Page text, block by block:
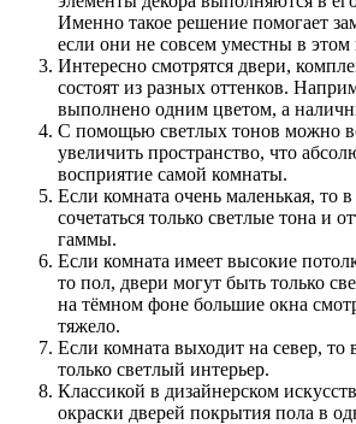
Именно такое решение помогает
если они не совсем уместны в
Интересно смотрятся двери,
состоят из разных оттенков.
выполнено одним цветом, а
С помощью светлых тонов можно
увеличить пространство, что
восприятие самой комнаты.
Если комната очень маленькая, то
сочетаться только светлые тона и
гаммы.
Если комната имеет высокие
то пол, двери могут быть только
на тёмном фоне большие окна
тяжело.
Если комната выходит на север, то
только светлый интерьер.
Классикой в дизайнерском
окраски дверей покрытия пола в